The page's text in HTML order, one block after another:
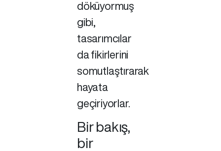
döküyormuş
gibi,
tasarımcılar
da fikirlerini
somutlaştırarak
hayata
geçiriyorlar.
Bir bakış,
bir